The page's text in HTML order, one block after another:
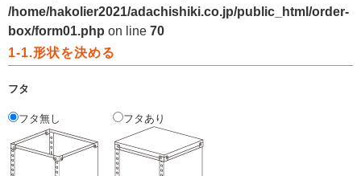
/home/hakolier2021/adachishiki.co.jp/public_html/order-
box/form01.php on line 70
1-1.形状を決める
フタ
フタ無し フタあり